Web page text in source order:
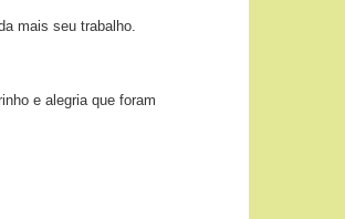
mais seu trabalho.
e alegria que foram